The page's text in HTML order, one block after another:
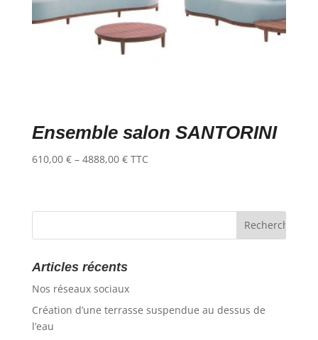
Ensemble salon SANTORINI
610,00 €– 4888,00 € TTC
Articles récents
Nos réseaux sociaux
Création d’une terrasse suspendue au dessus de
l’eau